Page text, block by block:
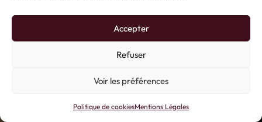
Accepter
Refuser
Voir les préférences
Politique de cookiesMentions Légales